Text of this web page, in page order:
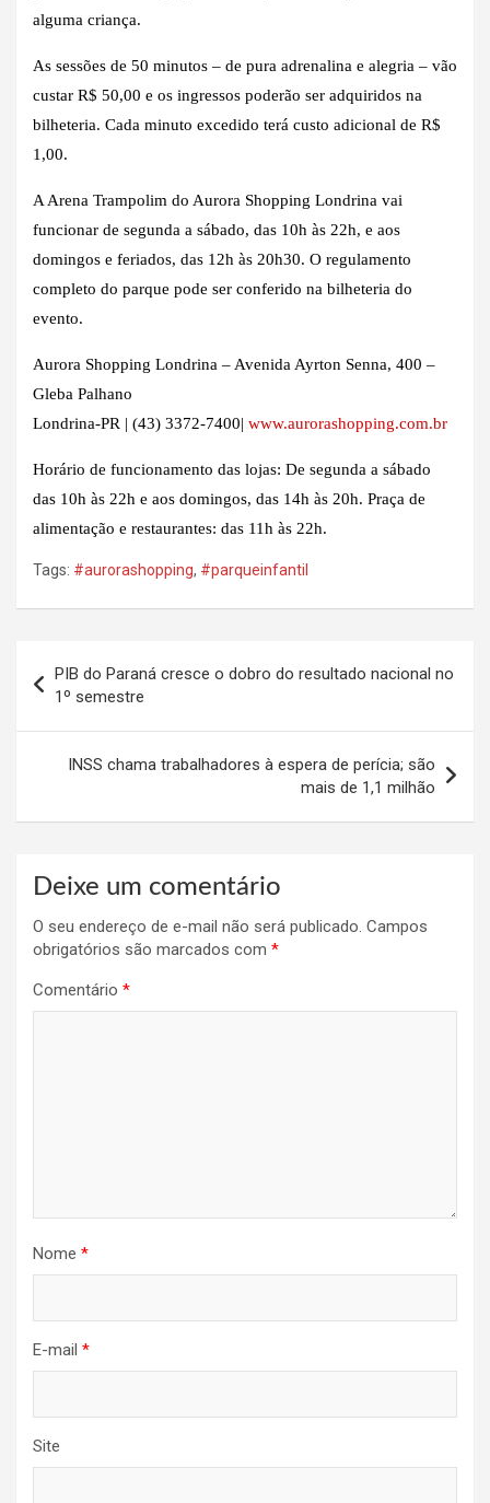
alguma criança.
As sessões de 50 minutos – de pura adrenalina e alegria – vão
custar R$ 50,00 e os ingressos poderão ser adquiridos na
bilheteria. Cada minuto excedido terá custo adicional de R$
1,00.
A Arena Trampolim do Aurora Shopping Londrina vai
funcionar de segunda a sábado, das 10h às 22h, e aos
domingos e feriados, das 12h às 20h30. O regulamento
completo do parque pode ser conferido na bilheteria do
evento.
Aurora Shopping Londrina – Avenida Ayrton Senna, 400 –
Gleba Palhano
Londrina-PR | (43) 3372-7400| www.aurorashopping.com.br
Horário de funcionamento das lojas: De segunda a sábado
das 10h às 22h e aos domingos, das 14h às 20h. Praça de
alimentação e restaurantes: das 11h às 22h.
Tags: #aurorashopping, #parqueinfantil
de
Post
PIB do Paraná cresce o dobro do resultado nacional no
1º semestre
INSS chama trabalhadores à espera de perícia; são
mais de 1,1 milhão
Deixe um comentário
O seu endereço de e-mail não será publicado. Campos
obrigatórios são marcados com *
Comentário *
Nome *
E-mail *
Site